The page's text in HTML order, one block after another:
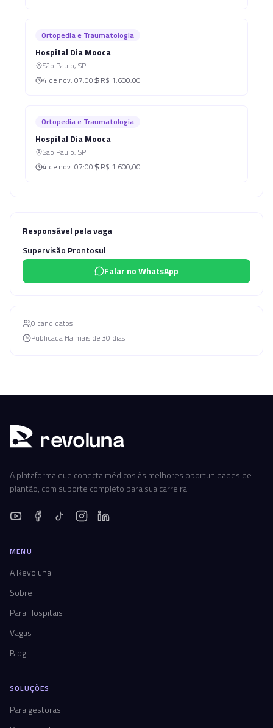
Ortopedia e Traumatologia
Hospital Dia Mooca
São Paulo, SP
4 de nov. 07:00 R$ 1.600,00
Ortopedia e Traumatologia
Hospital Dia Mooca
São Paulo, SP
4 de nov. 07:00 R$ 1.600,00
Responsável pela vaga
Supervisão Prontosul
Falar no WhatsApp
0 candidatos
Publicada Ha mais de 30 dias
revoluna
A plataforma que conecta médicos às melhores oportunidades de
plantão, com suporte completo para sua carreira.
MENU
A Revoluna
Sobre
Para Hospitais
Vagas
Blog
SOLUÇÕES
Para gestoras